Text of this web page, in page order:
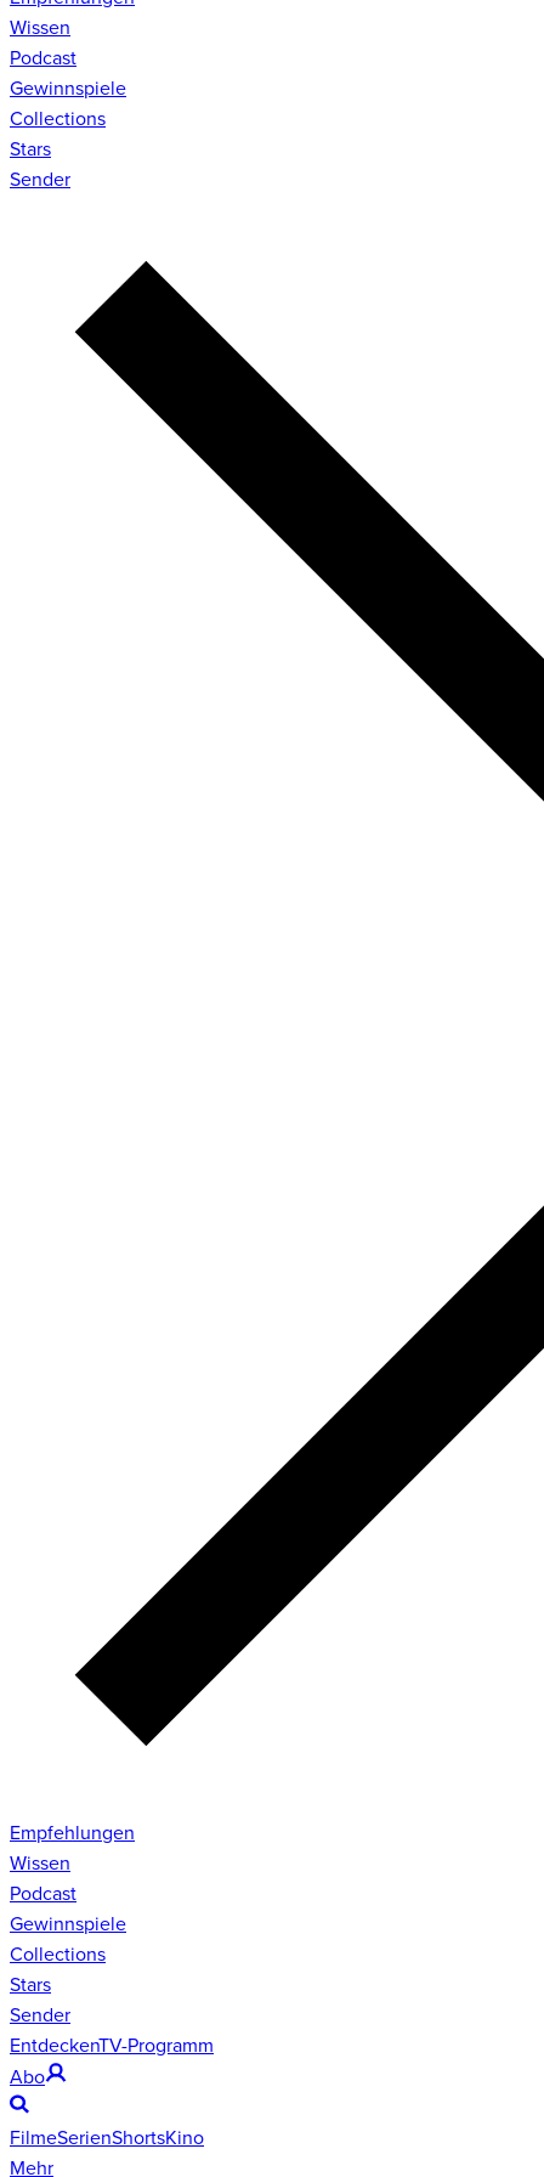
Wissen
Podcast
Gewinnspiele
Collections
Stars
Sender
Empfehlungen
Wissen
Podcast
Gewinnspiele
Collections
Stars
Sender
EntdeckenTV-Programm
Abo
FilmeSerienShortsKino
Mehr